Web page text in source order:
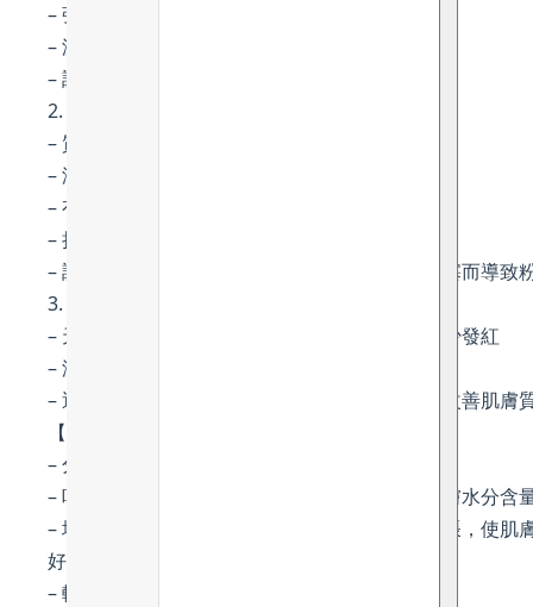
– 強大的抗氧化成分，有助於減少肌膚過早老化
– 減少黑色素含量，減少色素沉著，提亮膚色
– 調節皮脂分泌及收細毛孔
2. 榛果油 (Corylus Avellana Seed Oil)
– 質地清爽，能夠迅速滲入肌膚
– 滋養肌膚，不阻塞毛孔
– 有助肌膚再生及抗衰老
– 持久的保濕力，也具有刺激循環系統的功效
– 調節皮脂，脂肪酸促進細胞更新，防止毛囊堵塞而導致
3. 吳茱萸萃取 (Wu-Zhu-Yu extract)
– 天然的抗炎成分，舒緩受刺激的敏感肌膚並減少發紅
– 減少黑色素含量，提亮膚色
– 透過減少老年斑、變色和其他色素沉著狀況來改善肌膚
【滋潤保濕 – 甘油 】
– 分子較細，能快速滲入表皮層，深層滋潤肌膚
– 吸水性很強，能主動吸收空氣中的水分，讓肌膚水分含
– 增加角質層含水量，使得角質層變得柔軟、膨脹，使肌
好處：
– 輕盈乳霜質地